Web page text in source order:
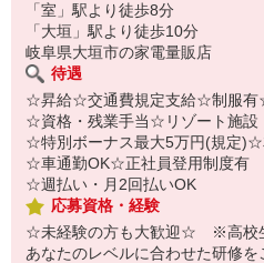
「室」駅より徒歩8分
「大垣」駅より徒歩10分
岐阜県大垣市の家電量販店
待遇
☆昇給☆交通費規定支給☆制服有
☆資格・残業手当☆リゾート施設
☆特別ボーナス最大5万円(規定)☆
☆車通勤OK☆正社員登用制度有
☆週払い・月2回払いOK
応募資格・経験
☆未経験の方も大歓迎☆ ※高校
あなたのレベルに合わせた研修